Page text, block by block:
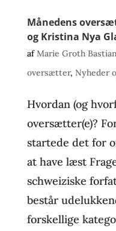
Månedens
og Kristina Nya
afMarie Groth
oversætter, Nyheder
Hvordan (og
oversætter(e)?
startede det for
at have læst
schweiziske
består
forskellige